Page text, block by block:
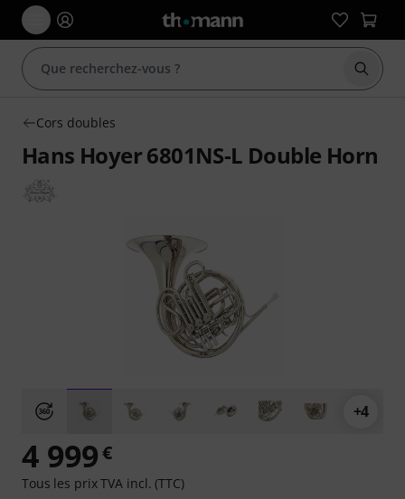
Cors doubles
Hans Hoyer 6801NS-L Double Horn
+4
4 999€
Tous les prix TVA incl. (TTC)